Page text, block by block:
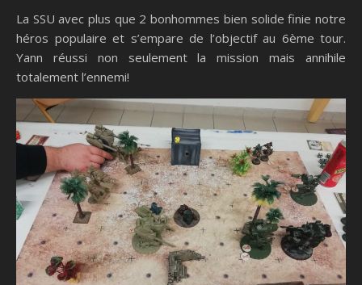
La SSU avec plus que 2 bonhommes bien solide finie notre
héros populaire et s’empare de l’objectif au 6ème tour.
Yann réussi non seulement la mission mais annihile
totalement l’ennemi!